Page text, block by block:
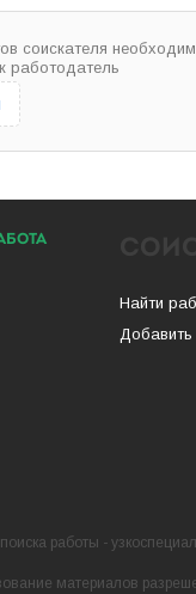
соискателя
работодатель
Найти
работы -
материалов